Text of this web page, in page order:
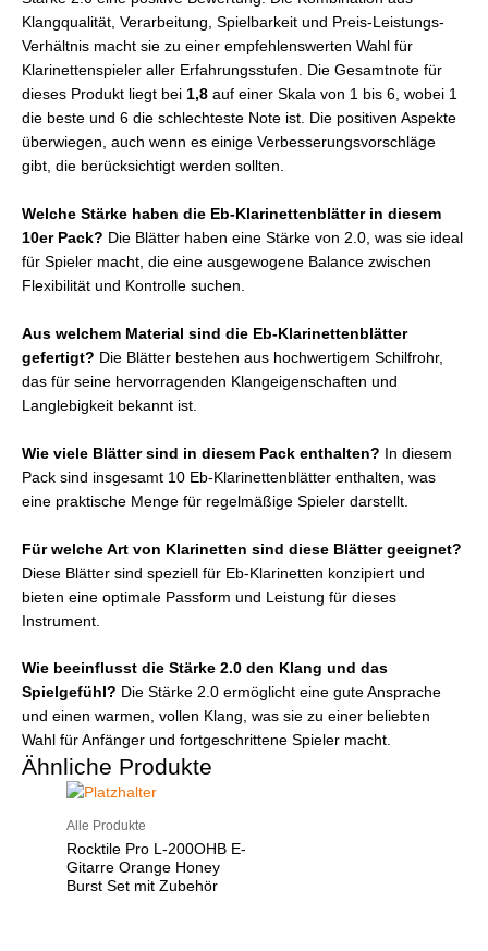
Klangqualität, Verarbeitung, Spielbarkeit und Preis-Leistungs-
Verhältnis macht sie zu einer empfehlenswerten Wahl für
Klarinettenspieler aller Erfahrungsstufen. Die Gesamtnote für
dieses Produkt liegt bei 1,8 auf einer Skala von 1 bis 6, wobei 1
die beste und 6 die schlechteste Note ist. Die positiven Aspekte
überwiegen, auch wenn es einige Verbesserungsvorschläge
gibt, die berücksichtigt werden sollten.
Welche Stärke haben die Eb-Klarinettenblätter in diesem
10er Pack? Die Blätter haben eine Stärke von 2.0, was sie ideal
für Spieler macht, die eine ausgewogene Balance zwischen
Flexibilität und Kontrolle suchen.
Aus welchem Material sind die Eb-Klarinettenblätter
gefertigt? Die Blätter bestehen aus hochwertigem Schilfrohr,
das für seine hervorragenden Klangeigenschaften und
Langlebigkeit bekannt ist.
Wie viele Blätter sind in diesem Pack enthalten? In diesem
Pack sind insgesamt 10 Eb-Klarinettenblätter enthalten, was
eine praktische Menge für regelmäßige Spieler darstellt.
Für welche Art von Klarinetten sind diese Blätter geeignet?
Diese Blätter sind speziell für Eb-Klarinetten konzipiert und
bieten eine optimale Passform und Leistung für dieses
Instrument.
Wie beeinflusst die Stärke 2.0 den Klang und das
Spielgefühl? Die Stärke 2.0 ermöglicht eine gute Ansprache
und einen warmen, vollen Klang, was sie zu einer beliebten
Wahl für Anfänger und fortgeschrittene Spieler macht.
Ähnliche Produkte
Alle Produkte
Rocktile Pro L-200OHB E-
Gitarre Orange Honey
Burst Set mit Zubehör